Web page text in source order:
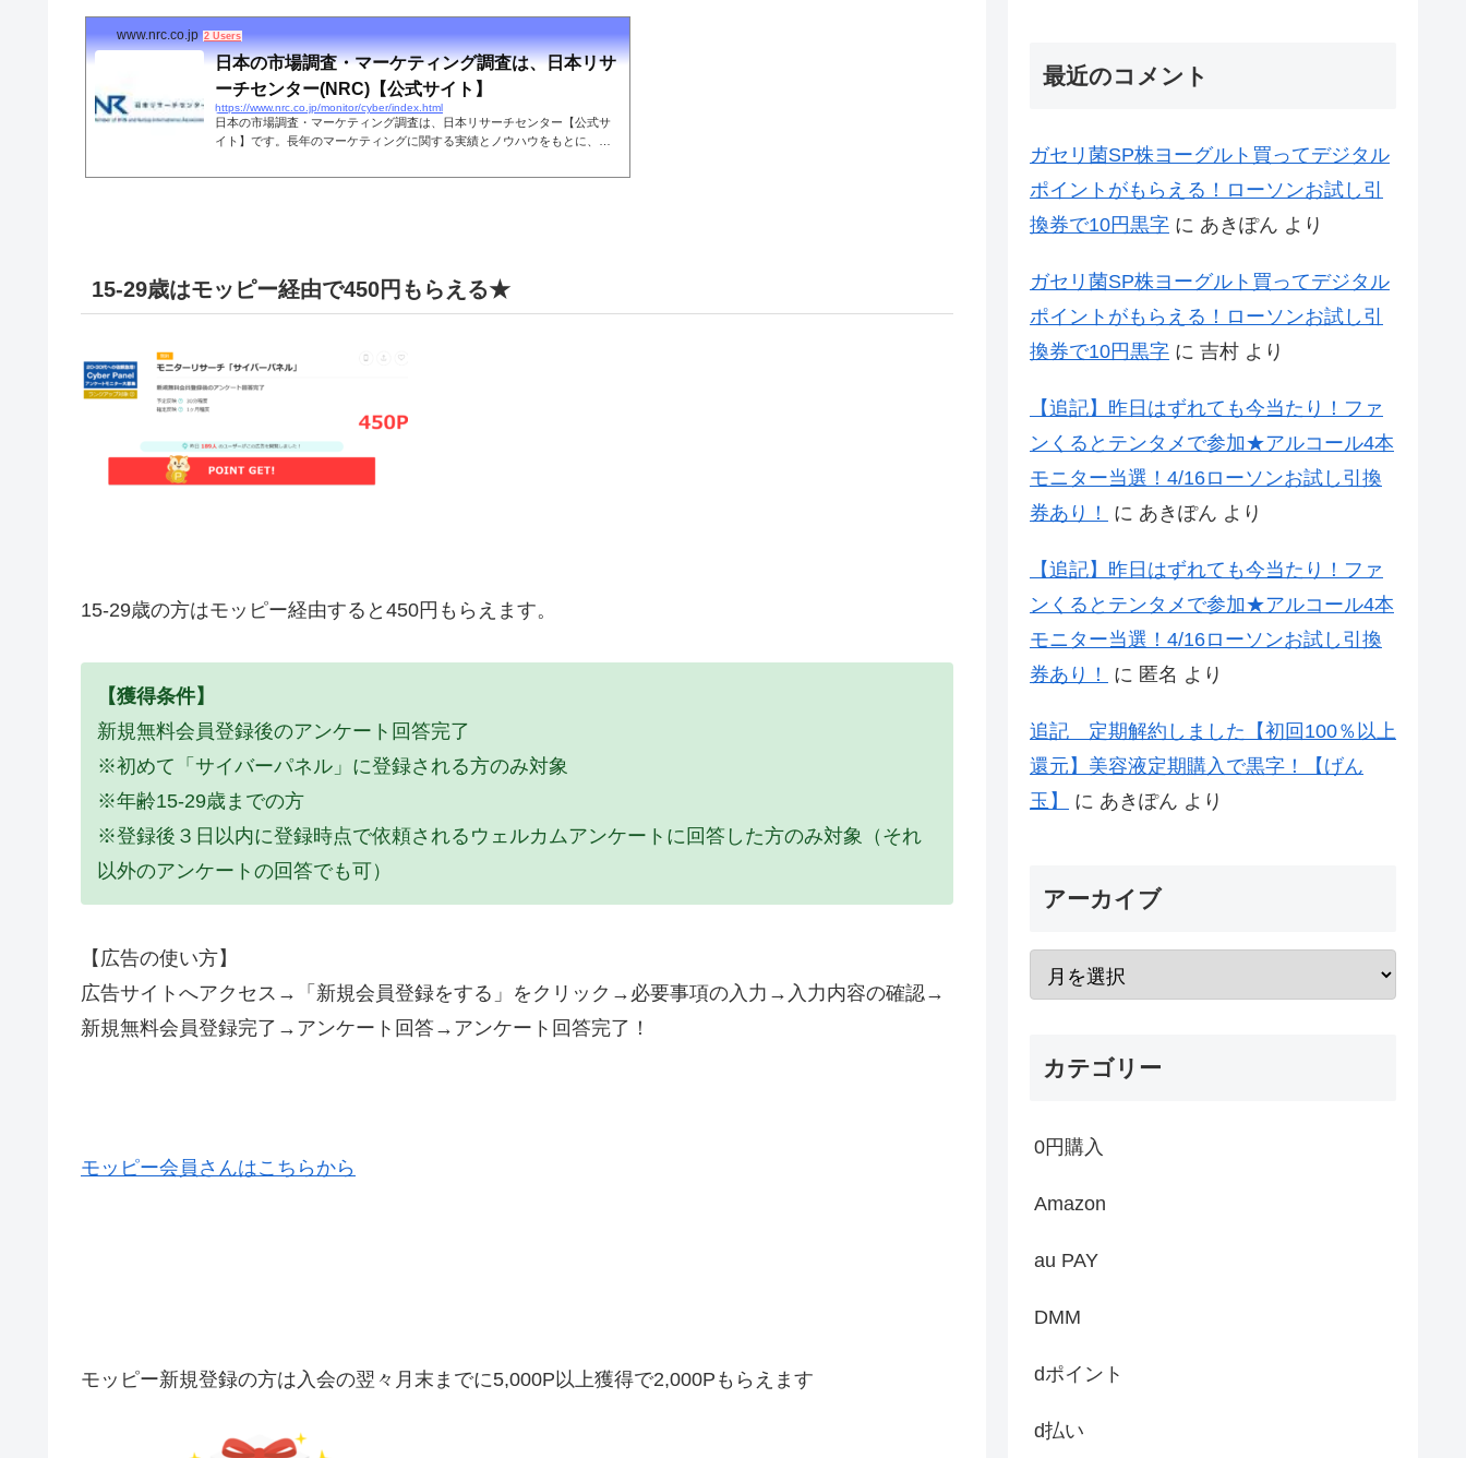
www.nrc.co.jp 2 Users
日本の市場調査・マーケティング調査は、日本リサ
ーチセンター(NRC)【公式サイト】
https://www.nrc.co.jp/monitor/cyber/index.html
日本の市場調査・マーケティング調査は、日本リサーチセンター【公式サ
イト】です。長年のマーケティングに関する実績とノウハウをもとに、お
を実施。他、各種調査やコンサルティング業務の受託、企業の事業戦略支
15-29歳はモッピー経由で450円もらえる★
15-29歳の方はモッピー経由すると450円もらえます。
【獲得条件】
新規無料会員登録後のアンケート回答完了
※初めて「サイバーパネル」に登録される方のみ対象
※年齢15-29歳までの方
※登録後３日以内に登録時点で依頼されるウェルカムアンケートに回答した方のみ対象（それ
以外のアンケートの回答でも可）
【広告の使い方】
広告サイトへアクセス→「新規会員登録をする」をクリック→必要事項の入力→入力内容の確認→
新規無料会員登録完了→アンケート回答→アンケート回答完了！
モッピー会員さんはこちらから
モッピー新規登録の方は入会の翌々月末までに5,000P以上獲得で2,000Pもらえます
最近のコメント
ガセリ菌SP株ヨーグルト買ってデジタル
ポイントがもらえる！ローソンお試し引
換券で10円黒字 に あきぽん より
ガセリ菌SP株ヨーグルト買ってデジタル
ポイントがもらえる！ローソンお試し引
換券で10円黒字 に 吉村 より
【追記】昨日はずれても今当たり！ファ
ンくるとテンタメで参加★アルコール4本
モニター当選！4/16ローソンお試し引換
券あり！
に あきぽん より
【追記】昨日はずれても今当たり！ファ
ンくるとテンタメで参加★アルコール4本
モニター当選！4/16ローソンお試し引換
券あり！
に 匿名 より
追記 定期解約しました【初回100％以上
還元】美容液定期購入で黒字！【げん
玉】
に あきぽん より
アーカイブ
カテゴリー
0円購入
Amazon
au PAY
DMM
dポイント
d払い